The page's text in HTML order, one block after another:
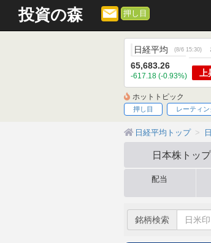
投資の森 押し目
日経平均 (8/6 15:30)
65,683.26
-617.18 (-0.93%)
ホットトピック
押し目 レーティン
日経平均トップ
日本株トップ
配当
銘柄検索